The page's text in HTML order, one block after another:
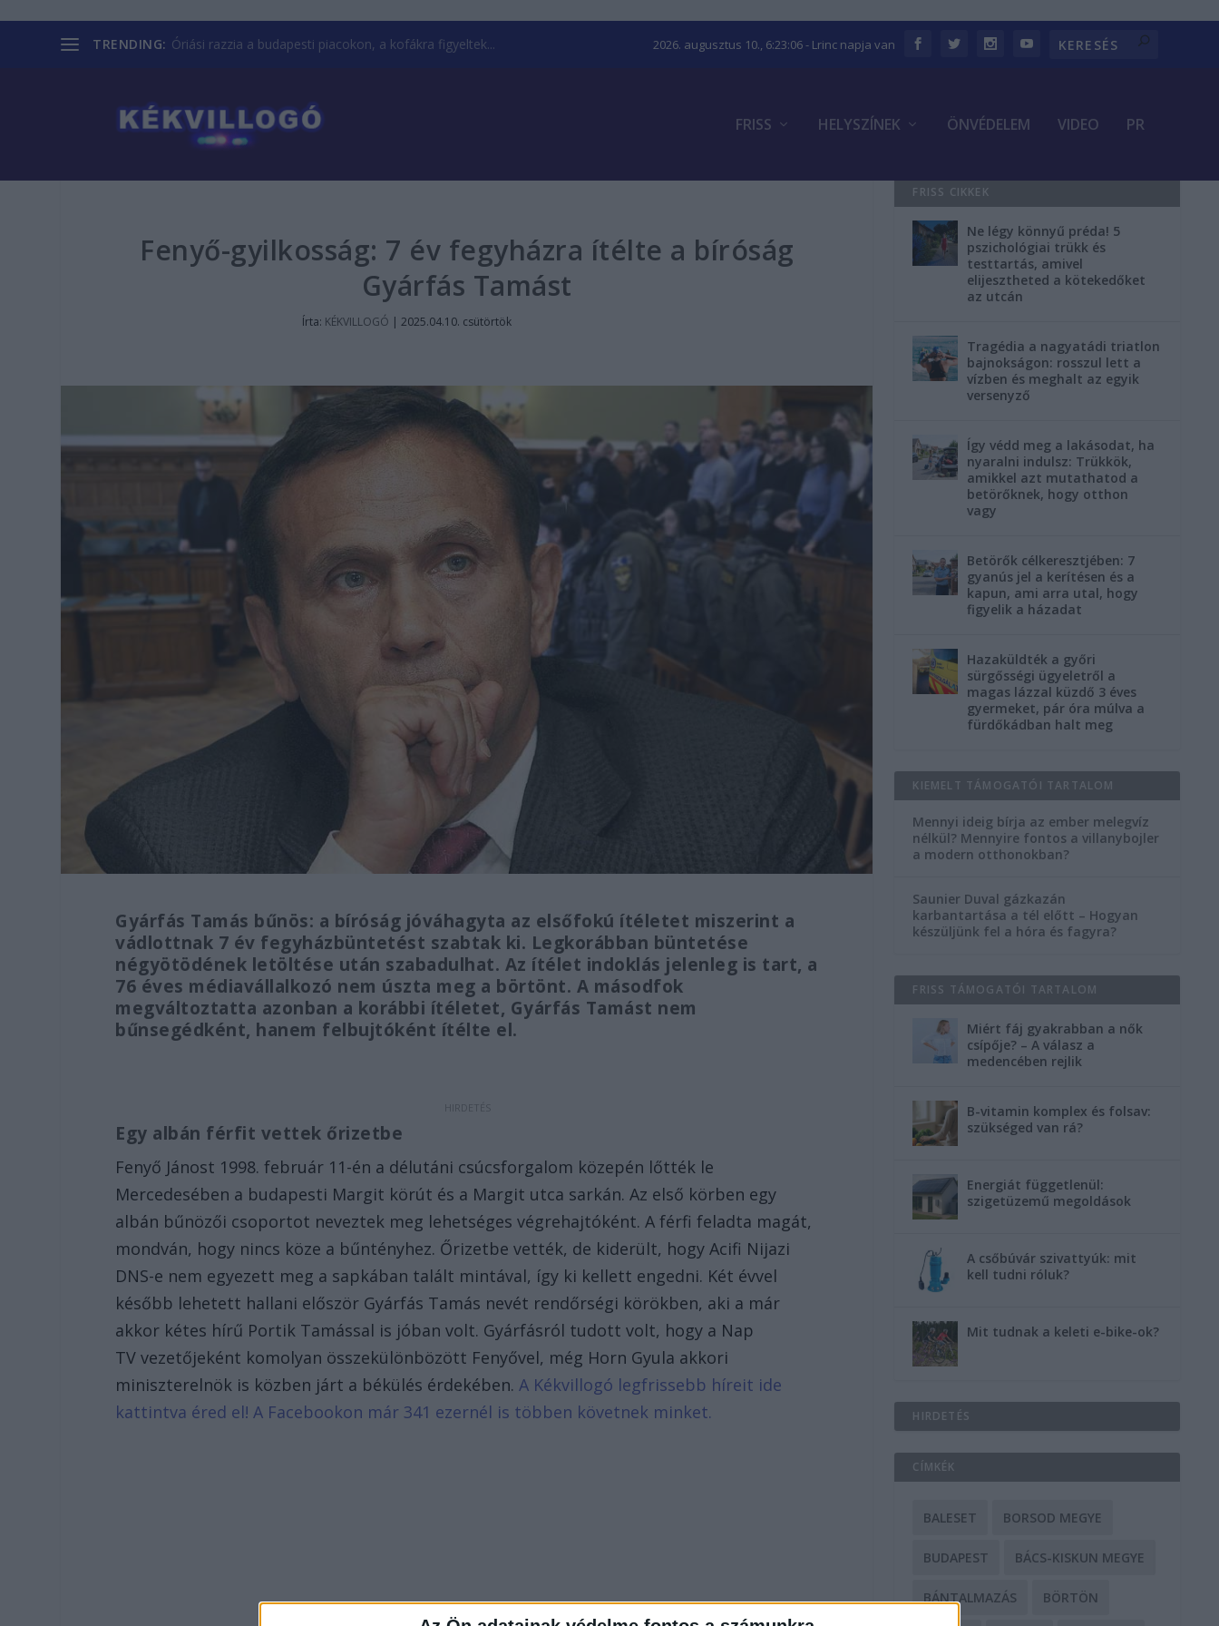
TRENDING: Óriási razzia a budapesti piacokon, a kofákra figyeltek... 2026. augusztus 10., 6:23:07- Lrinc napja van
FRISS HELYSZÍNEK ÖNVÉDELEM VIDEO PR
Fenyő-gyilkosság: 7 év fegyházra ítélte a bíróság
Gyárfás Tamást
Írta: KÉKVILLOGÓ | 2025.04.10. csütörtök
Gyárfás Tamás bűnös: a bíróság jóváhagyta az elsőfokú ítéletet miszerint a
vádlottnak 7 év fegyházbüntetést szabtak ki. Legkorábban büntetése
négyötödének letöltése után szabadulhat. Az ítélet indoklás jelenleg is tart, a
76 éves médiavállalkozó nem úszta meg a börtönt. A másodfok
megváltoztatta azonban a korábbi ítéletet, Gyárfás Tamást nem
bűnsegédként, hanem felbujtóként ítélte el.
Egy albán férfit vettek őrizetbe
Fenyő Jánost 1998. február 11-én a délutáni csúcsforgalom közepén lőtték le
Mercedesében a budapesti Margit körút és a Margit utca sarkán. Az első körben egy
albán bűnözői csoportot neveztek meg lehetséges végrehajtóként. A férfi feladta magát,
mondván, hogy nincs köze a bűntényhez. Őrizetbe vették, de kiderült, hogy Acifi Nijazi
DNS-e nem egyezett meg a sapkában talált mintával, így ki kellett engedni. Két évvel
később lehetett hallani először Gyárfás Tamás nevét rendőrségi körökben, aki a már
akkor kétes hírű Portik Tamással is jóban volt. Gyárfásról tudott volt, hogy a Nap
TV vezetőjeként komolyan összekülönbözött Fenyővel, még Horn Gyula akkori
miniszterelnök is közben járt a békülés érdekében.A Kékvillogó legfrissebb híreit ide
kattintva éred el! A Facebookon már 341 ezernél is többen követnek minket.
FRISS CIKKEK
Ne légy könnyű préda! 5
pszichológiai trükk és
testtartás, amivel
elijesztheted a kötekedőket
az utcán
Tragédia a nagyatádi triatlon
bajnokságon: rosszul lett a
vízben és meghalt az egyik
versenyző
Így védd meg a lakásodat, ha
nyaralni indulsz: Trükkök,
amikkel azt mutathatod a
betörőknek, hogy otthon
vagy
Betörők célkeresztjében: 7
gyanús jel a kerítésen és a
kapun, ami arra utal, hogy
figyelik a házadat
Hazaküldték a győri
sürgősségi ügyeletről a
magas lázzal küzdő 3 éves
gyermeket, pár óra múlva a
fürdőkádban halt meg
KIEMELT TÁMOGATÓI TARTALOM
Mennyi ideig bírja az ember melegvíz
nélkül? Mennyire fontos a villanybojler
a modern otthonokban?
Saunier Duval gázkazán
karbantartása a tél előtt – Hogyan
készüljünk fel a hóra és fagyra?
FRISS TÁMOGATÓI TARTALOM
Miért fáj gyakrabban a nők
csípője? – A válasz a
medencében rejlik
B-vitamin komplex és folsav:
szükséged van rá?
Energiát függetlenül:
szigetüzemű megoldások
A csőbúvár szivattyúk: mit
kell tudni róluk?
Mit tudnak a keleti e-bike-ok?
HIRDETÉS
CÍMKÉK
BALESET BORSOD MEGYE
BUDAPEST BÁCS-KISKUN MEGYE
BÁNTALMAZÁS BÖRTÖN